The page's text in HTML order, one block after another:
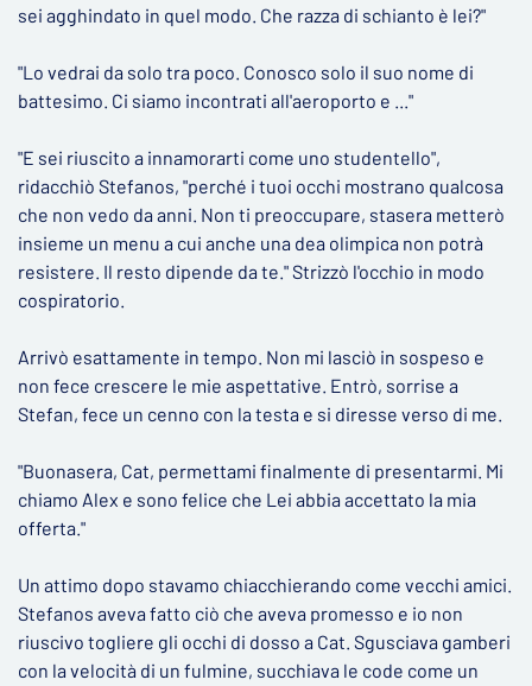
sei agghindato in quel modo. Che razza di schianto è lei?"
"Lo vedrai da solo tra poco. Conosco solo il suo nome di
battesimo. Ci siamo incontrati all'aeroporto e ..."
"E sei riuscito a innamorarti come uno studentello",
ridacchiò Stefanos, "perché i tuoi occhi mostrano qualcosa
che non vedo da anni. Non ti preoccupare, stasera metterò
insieme un menu a cui anche una dea olimpica non potrà
resistere. Il resto dipende da te." Strizzò l'occhio in modo
cospiratorio.
Arrivò esattamente in tempo. Non mi lasciò in sospeso e
non fece crescere le mie aspettative. Entrò, sorrise a
Stefan, fece un cenno con la testa e si diresse verso di me.
"Buonasera, Cat, permettami finalmente di presentarmi. Mi
chiamo Alex e sono felice che Lei abbia accettato la mia
offerta."
Un attimo dopo stavamo chiacchierando come vecchi amici.
Stefanos aveva fatto ciò che aveva promesso e io non
riuscivo togliere gli occhi di dosso a Cat. Sgusciava gamberi
con la velocità di un fulmine, succhiava le code come un